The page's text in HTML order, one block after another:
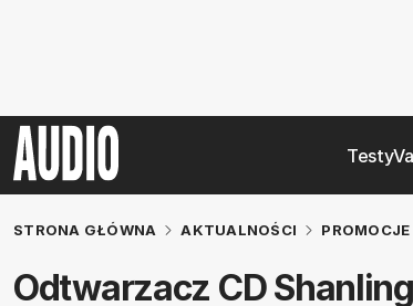
Testy
STRONA GŁÓWNA AKTUALNOŚCI
Odtwarzacz CD